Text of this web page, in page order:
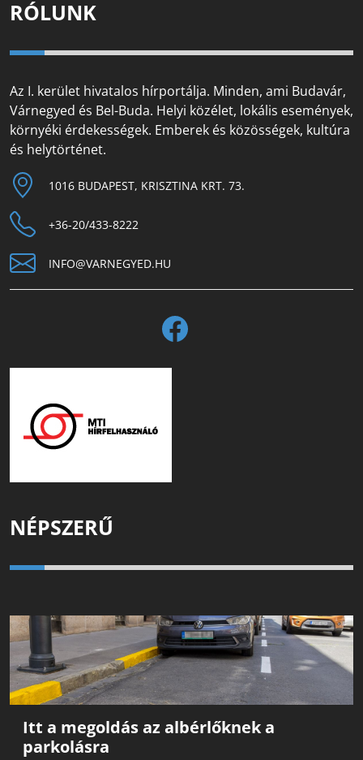
RÓLUNK
Az I. kerület hivatalos hírportálja. Minden, ami Budavár,
Várnegyed és Bel-Buda. Helyi közélet, lokális események,
környéki érdekességek. Emberek és közösségek, kultúra
és helytörténet.
1016 BUDAPEST, KRISZTINA KRT. 73.
+36-20/433-8222
INFO@VARNEGYED.HU
NÉPSZERŰ
Itt a megoldás az albérlőknek a
parkolásra